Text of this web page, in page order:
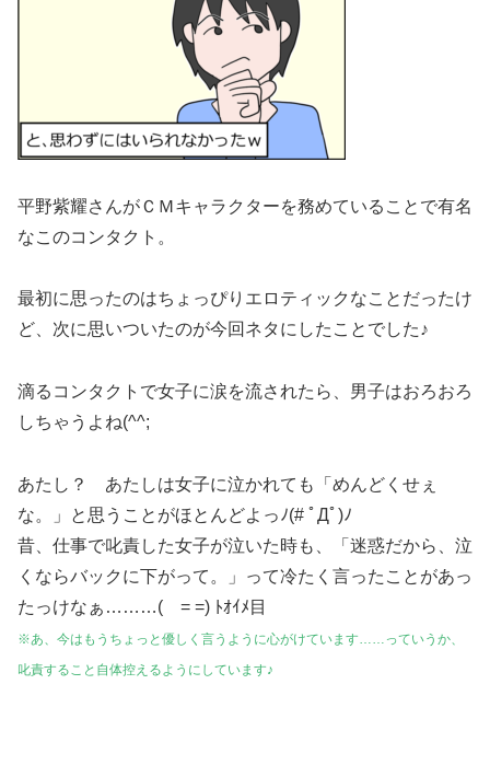
平野紫耀さんがＣＭキャラクターを務めていることで有名
なこのコンタクト。
最初に思ったのはちょっぴりエロティックなことだったけ
ど、次に思いついたのが今回ネタにしたことでした♪
滴るコンタクトで女子に涙を流されたら、男子はおろおろ
しちゃうよね(^^;
あたし？ あたしは女子に泣かれても「めんどくせぇ
な。」と思うことがほとんどよっﾉ(# ﾟДﾟ)ﾉ
昔、仕事で叱責した女子が泣いた時も、「迷惑だから、泣
くならバックに下がって。」って冷たく言ったことがあっ
たっけなぁ………( = =) ﾄｵｲﾒ目
※あ、今はもうちょっと優しく言うように心がけています……っていうか、
叱責すること自体控えるようにしています♪